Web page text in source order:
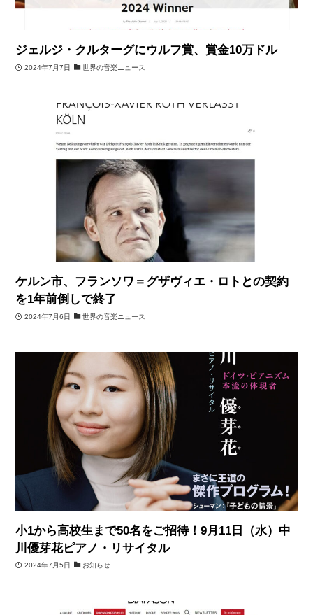
ジェルジ・クルターグにウルフ賞、賞金10万ドル
2024年7月7日 世界の音楽ニュース
ケルン市、フランソワ＝グザヴィエ・ロトとの契約
を1年前倒しで終了
2024年7月6日 世界の音楽ニュース
小1から高校生まで50名をご招待！9月11日（水）中
川優芽花ピアノ・リサイタル
2024年7月5日 お知らせ